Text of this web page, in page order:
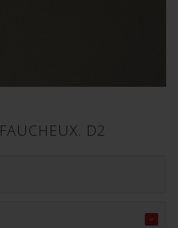
D2